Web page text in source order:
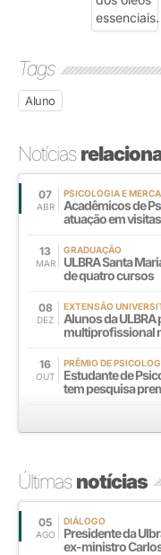
Tags
Aluno
Notícias
07
ABR
PSICOLOGIA E
Acadêmicos de
atuação em
13
MAR
GRADUAÇÃO
ULBRA Santa
de quatro cursos
08
DEZ
EXTENSÃO
Alunos da
multiprofissional
16
OUT
PRÊMIO DE
Estudante de
tem pesquisa
Últimasnotícias
05
AGO
DIÁLOGO
Presidente da
ex-ministro